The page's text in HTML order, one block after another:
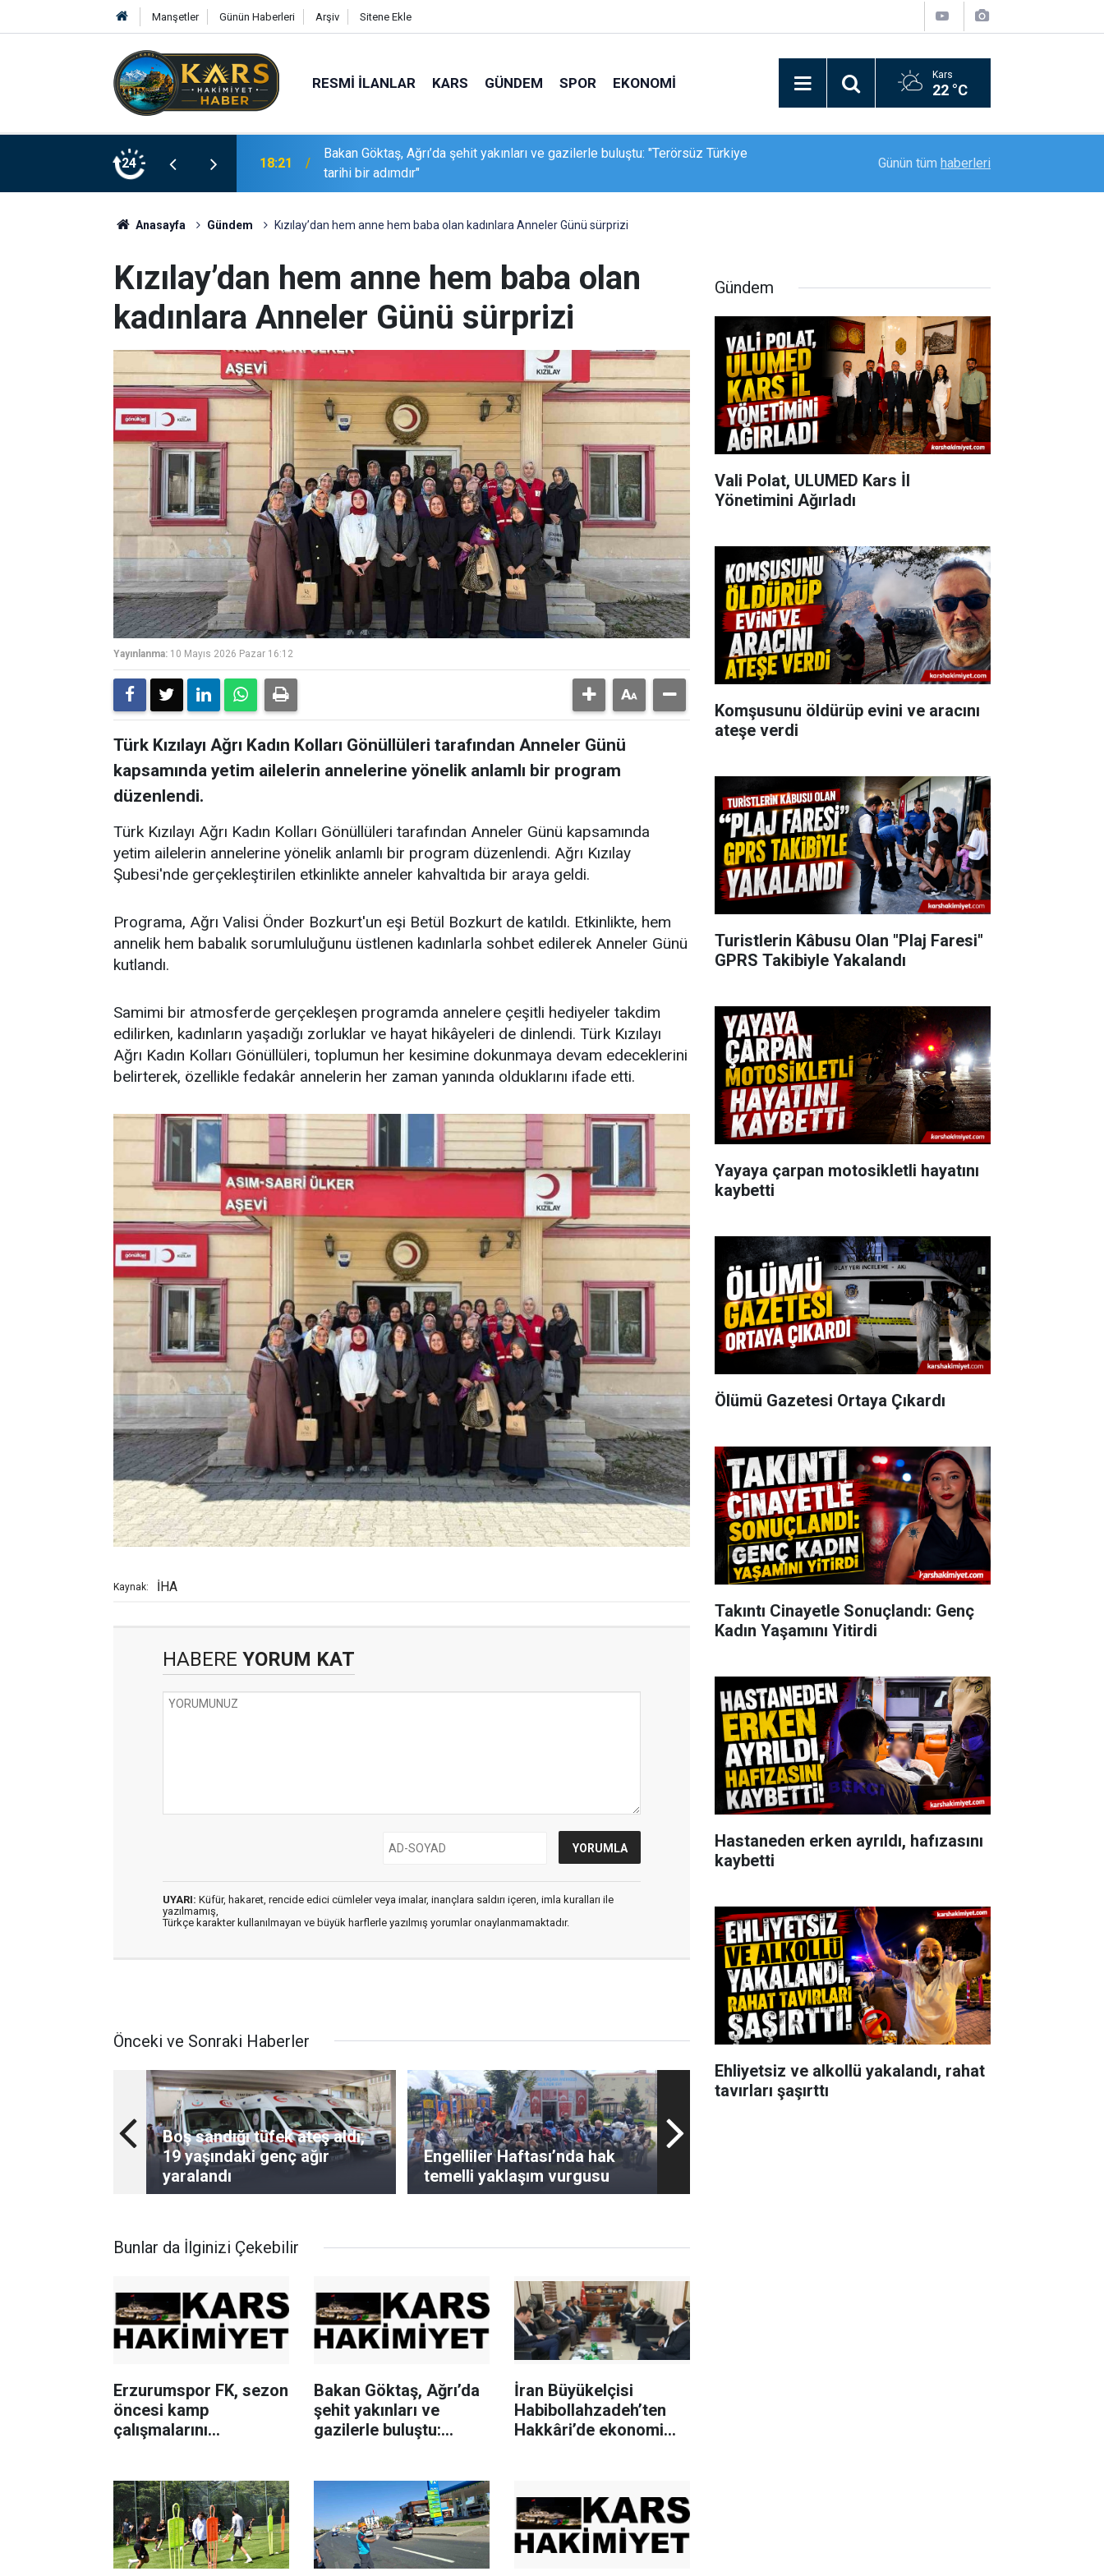
Manşetler Günün Haberleri Arşiv Sitene Ekle
RESMI İLANLAR KARS GÜNDEM SPOR EKONOMI Kars
22 °C
24
ve gazilerle buluştu: "Terörsüz Türkiye
17:17 İran Büyükelçisi Habibollahzadeh’ten Hakkâri’de ekonomi temasları Malatya Yeşilyurt Spor 6 Eylül’e hazırlanıyor
Günün tüm haberleri
Anasayfa Gündem Kızılay’dan hem anne hem baba olan kadınlara Anneler Günü sürprizi
Kızılay’dan hem anne hem baba olan
kadınlara Anneler Günü sürprizi
Yayınlanma: 10 Mayıs 2026 Pazar 16:12
Türk Kızılayı Ağrı Kadın Kolları Gönüllüleri tarafından Anneler Günü
kapsamında yetim ailelerin annelerine yönelik anlamlı bir program
düzenlendi.
Türk Kızılayı Ağrı Kadın Kolları Gönüllüleri tarafından Anneler Günü kapsamında
yetim ailelerin annelerine yönelik anlamlı bir program düzenlendi. Ağrı Kızılay
Şubesi'nde gerçekleştirilen etkinlikte anneler kahvaltıda bir araya geldi.
Programa, Ağrı Valisi Önder Bozkurt'un eşi Betül Bozkurt de katıldı. Etkinlikte, hem
annelik hem babalık sorumluluğunu üstlenen kadınlarla sohbet edilerek Anneler Günü
kutlandı.
Samimi bir atmosferde gerçekleşen programda annelere çeşitli hediyeler takdim
edilirken, kadınların yaşadığı zorluklar ve hayat hikâyeleri de dinlendi. Türk Kızılayı
Ağrı Kadın Kolları Gönüllüleri, toplumun her kesimine dokunmaya devam edeceklerini
belirterek, özellikle fedakâr annelerin her zaman yanında olduklarını ifade etti.
Kaynak: İHA
HABERE YORUM KAT
UYARI: Küfür, hakaret, rencide edici cümleler veya imalar, inançlara saldırı içeren, imla kuralları ile
yazılmamış,
Türkçe karakter kullanılmayan ve büyük harflerle yazılmış yorumlar onaylanmamaktadır.
Önceki ve Sonraki Haberler
Boş sandığı tüfek ateş aldı,
19 yaşındaki genç ağır
yaralandı
Engelliler Haftası’nda hak
temelli yaklaşım vurgusu
Bunlar da İlginizi Çekebilir
Erzurumspor FK, sezon
öncesi kamp
çalışmalarını
Bakan Göktaş, Ağrı’da
şehit yakınları ve
gazilerle buluştu:
İran Büyükelçisi
Habibollahzadeh’ten
Hakkâri’de ekonomi
Gündem
Vali Polat, ULUMED Kars İl
Yönetimini Ağırladı
Komşusunu öldürüp evini ve aracını
ateşe verdi
Turistlerin Kâbusu Olan "Plaj Faresi"
GPRS Takibiyle Yakalandı
Yayaya çarpan motosikletli hayatını
kaybetti
Ölümü Gazetesi Ortaya Çıkardı
Takıntı Cinayetle Sonuçlandı: Genç
Kadın Yaşamını Yitirdi
Hastaneden erken ayrıldı, hafızasını
kaybetti
Ehliyetsiz ve alkollü yakalandı, rahat
tavırları şaşırttı